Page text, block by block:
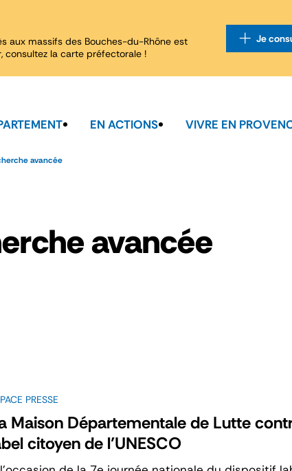
aux massifs des Bouches-du-Rhône est
consultez la carte préfectorale !
Je
EN ACTIONS VIVRE EN
avancée
avancée
PRESSE
Maison Départementale de Lutte
citoyen de l’UNESCO